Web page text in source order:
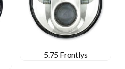
5.75 Frontlys